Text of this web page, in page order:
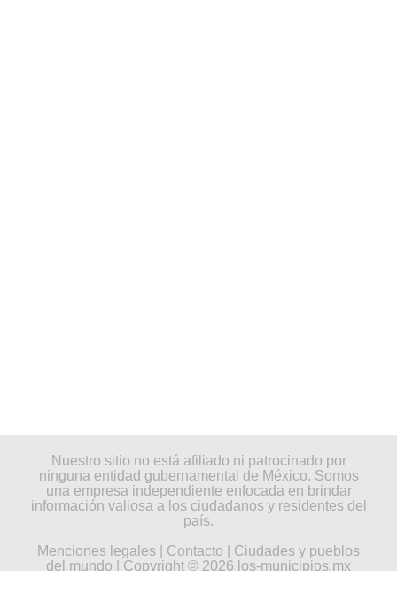
Nuestro sitio no está afiliado ni patrocinado por
ninguna entidad gubernamental de México. Somos
una empresa independiente enfocada en brindar
información valiosa a los ciudadanos y residentes del
país.
Menciones legales
Contacto
Ciudades y pueblos
del mundo | Copyright © 2026 los-municipios.mx